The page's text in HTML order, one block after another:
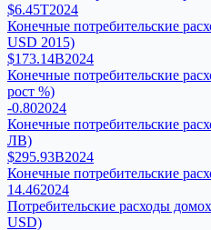
$6.45T2024
Конечные потребительские
USD 2015)
$173.14B2024
Конечные потребительские
рост %)
-0.802024
Конечные потребительские
ЛВ)
$295.93B2024
Конечные потребительские
14.462024
Потребительские расходы
USD)